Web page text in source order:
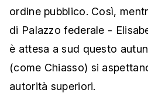
ordine pubblico. Così,
di Palazzo federale -
è attesa a sud questo
(come Chiasso) si
autorità superiori.